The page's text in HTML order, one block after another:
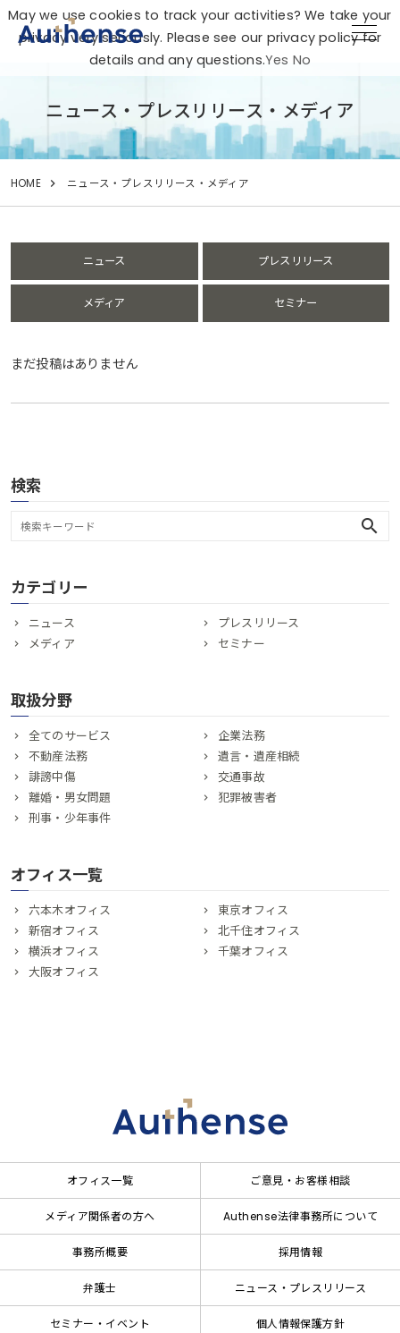
ニュース・プレスリリース・メディア
HOME ニュース・プレスリリース・メディア
ニュース プレスリリース
メディア セミナー
まだ投稿はありません
検索
search
カテゴリー
ニュース
プレスリリース
メディア
セミナー
取扱分野
全てのサービス
企業法務
不動産法務
遺言・遺産相続
誹謗中傷
交通事故
離婚・男女問題
犯罪被害者
刑事・少年事件
オフィス一覧
六本木オフィス
東京オフィス
新宿オフィス
北千住オフィス
横浜オフィス
千葉オフィス
大阪オフィス
オフィス一覧 ご意見・お客様相談
メディア関係者の方へ Authense法律事務所について
事務所概要 採用情報
弁護士 ニュース・プレスリリース
セミナー・イベント 個人情報保護方針
May we use cookies to track your activities? We take your
privacy very seriously. Please see our privacy policy for
details and any questions.Yes No